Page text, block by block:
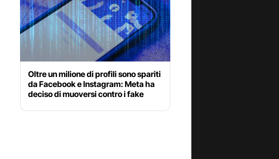
Oltre un milione di profili sono spariti
da Facebook e Instagram: Meta ha
deciso di muoversi contro i fake